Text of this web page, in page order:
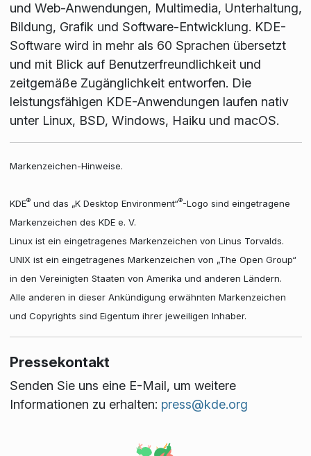
und Web-Anwendungen, Multimedia, Unterhaltung,
Bildung, Grafik und Software-Entwicklung. KDE-
Software wird in mehr als 60 Sprachen übersetzt
und mit Blick auf Benutzerfreundlichkeit und
zeitgemäße Zugänglichkeit entworfen. Die
leistungsfähigen KDE-Anwendungen laufen nativ
unter Linux, BSD, Windows, Haiku und macOS.
Markenzeichen-Hinweise.
KDE®und das „K Desktop Environment“®-Logo sind eingetragene
Markenzeichen des KDE e. V.
Linux ist ein eingetragenes Markenzeichen von Linus Torvalds.
UNIX ist ein eingetragenes Markenzeichen von „The Open Group“
in den Vereinigten Staaten von Amerika und anderen Ländern.
Alle anderen in dieser Ankündigung erwähnten Markenzeichen
und Copyrights sind Eigentum ihrer jeweiligen Inhaber.
Pressekontakt
Senden Sie uns eine E-Mail, um weitere
Informationen zu erhalten: press@kde.org